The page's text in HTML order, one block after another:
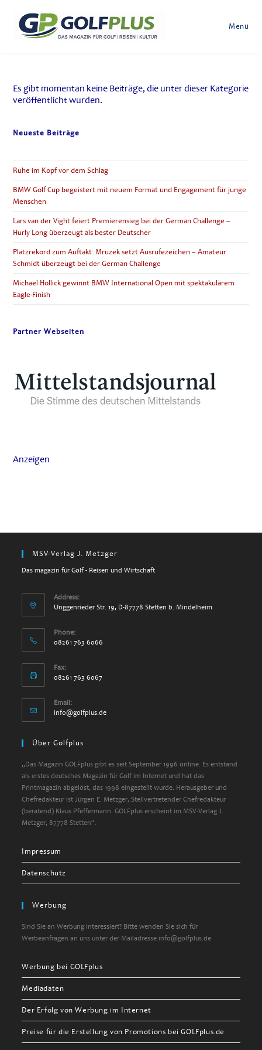
springen
Menü
Es gibt momentan keine Beiträge, die unter dieser Kategorie
veröffentlicht wurden.
Neueste Beiträge
Ruhe im Kopf vor dem Schlag
BMW Golf Cup begeistert mit neuem Format und Engagement für junge
Menschen
Lars van der Vight feiert Premierensieg bei der German Challenge –
Hurly Long überzeugt als bester Deutscher
Platzrekord zum Auftakt: Mruzek setzt Ausrufezeichen – Amateur
Schmidt überzeugt bei der German Challenge
Michael Hollick gewinnt BMW International Open mit spektakulärem
Eagle-Finish
Partner Webseiten
Anzeigen
MSV-Verlag J. Metzger
Das magazin für Golf - Reisen und Wirtschaft
Address:
Unggenrieder Str. 19, D-87778 Stetten b. Mindelheim
Phone:
08261 763 6066
Fax:
08261 763 6067
Email:
info@golfplus.deOpens
Über Golfplus
„Das Magazin GOLFplus gibt es seit September 1996 online. Es entstand
als erstes deutsches Magazin für Golf im Internet und hat das
Printmagazin abgelöst, das 1998 eingestellt wurde. Herausgeber und
Chefredakteur ist Jürgen E. Metzger, Stellvertretender Chefredakteur
(beratend) Klaus Pfeffermann. GOLFplus erscheint im MSV-Verlag J.
Metzger, 87778 Stetten“.
Impressum
Datenschutz
Werbung
Sind Sie an Werbung interessiert? Bitte wenden Sie sich für
Werbeanfragen an uns unter der Mailadresse info@golfplus.de
Werbung bei GOLFplus
Mediadaten
Der Erfolg von Werbung im Internet
Preise für die Erstellung von Promotions bei GOLFplus.de